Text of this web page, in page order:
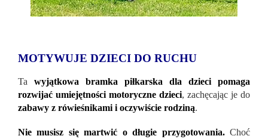
MOTYWUJE DZIECI DO RUCHU
Ta wyjątkowa bramka piłkarska dla dzieci pomaga
rozwijać umiejętności motoryczne dzieci, zachęcając je do
zabawy z rówieśnikami i oczywiście rodziną.
Nie musisz się martwić o długie przygotowania. Choć